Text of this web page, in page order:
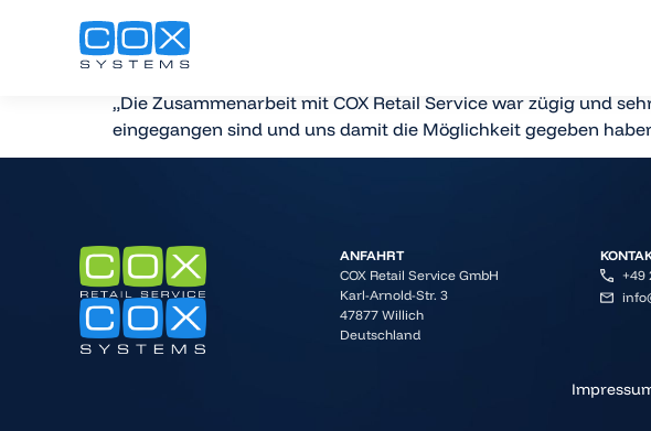
Dennis Jürgens
„Die Zusammenarbeit mit COX Retail Service war zügig und
eingegangen sind und uns damit die Möglichkeit gegeben
ANFAHRT
COX Retail Service GmbH
Karl-Arnold-Str. 3
47877 Willich
Deutschland
+49